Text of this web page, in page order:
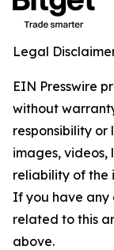
Legal
EIN Presswire
without
responsibility
images, videos,
reliability of the
If you have any
related to this
above.